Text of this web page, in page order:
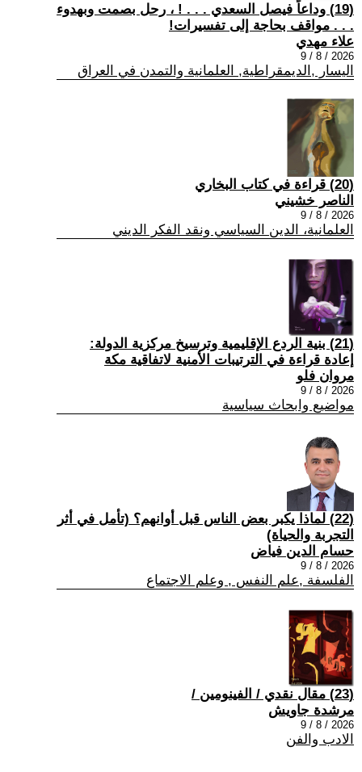
(19) وداعاً فيصل السعدي . . . ! ، رحل بصمت وبهدوء
. . . مواقف بحاجة إلى تفسيرات!
علاء مهدي
2026 / 8 / 9
اليسار ,الديمقراطية, العلمانية والتمدن في العراق
(20) قراءة في كتاب البخاري
الناصر خشيني
2026 / 8 / 9
العلمانية، الدين السياسي ونقد الفكر الديني
(21) بنية الردع الإقليمية وترسيخ مركزية الدولة:
إعادة قراءة في الترتيبات الأمنية لاتفاقية مكة
مروان فلو
2026 / 8 / 9
مواضيع وابحاث سياسية
(22) لماذا يكبر بعض الناس قبل أوانهم؟ (تأمل في أثر
التجربة والحياة)
حسام الدين فياض
2026 / 8 / 9
الفلسفة ,علم النفس , وعلم الاجتماع
(23) مقال نقدي / الفينومين /
مرشدة جاويش
2026 / 8 / 9
الادب والفن